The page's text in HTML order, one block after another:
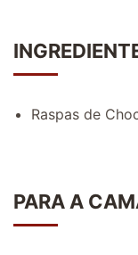
Raspas de
PARA A